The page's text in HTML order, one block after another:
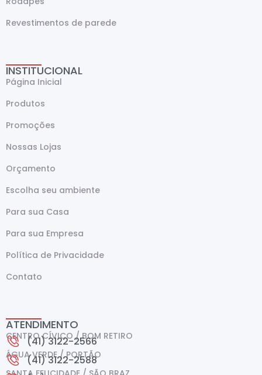
Revestimentos de parede
INSTITUCIONAL
Página Inicial
Produtos
Promoções
Nossas Lojas
Orçamento
Escolha seu ambiente
Para sua Casa
Para sua Empresa
Política de Privacidade
Contato
ATENDIMENTO
CENTRO CÍVICO / BOM RETIRO
(41) 3122-2566
ÁGUA VERDE / PORTÃO
(41) 3122-2588